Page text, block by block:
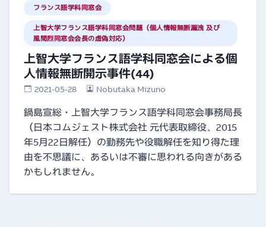
フランス語学科同窓会
上智大学フランス語学科同窓会問題（個人情報無断漏洩 及び
風間烈同窓会会長の虚偽対応）
上智大学フランス語学科同窓会による個
人情報無断開示事件(44)
2021-05-28 Nobutaka Mizuno
鍋島宣総・上智大学フランス語学科同窓会事務局長
（日本コムジェスト株式会社 元代表取締役、2015
年5月22日解任）の勤務先や役職解任を知り得た理
由を不思議に、あるいは不審に思われる向きがある
かもしれません。